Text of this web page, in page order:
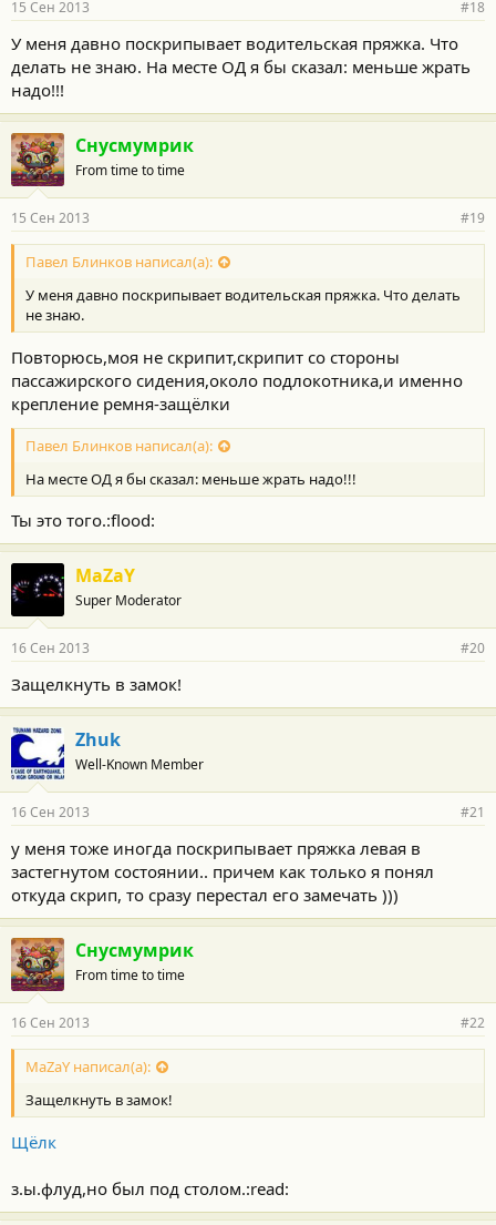
15 Сен 2013 #18
У меня давно поскрипывает водительская пряжка. Что
делать не знаю. На месте ОД я бы сказал: меньше жрать
надо!!!
Снусмумрик
From time to time
15 Сен 2013 #19
Павел Блинков написал(а):
У меня давно поскрипывает водительская пряжка. Что делать
не знаю.
Повторюсь,моя не скрипит,скрипит со стороны
пассажирского сидения,около подлокотника,и именно
крепление ремня-защёлки
Павел Блинков написал(а):
На месте ОД я бы сказал: меньше жрать надо!!!
Ты это того.:flood:
MaZaY
Super Moderator
16 Сен 2013 #20
Защелкнуть в замок!
Zhuk
Well-Known Member
16 Сен 2013 #21
у меня тоже иногда поскрипывает пряжка левая в
застегнутом состоянии.. причем как только я понял
откуда скрип, то сразу перестал его замечать )))
Снусмумрик
From time to time
16 Сен 2013 #22
MaZaY написал(а):
Защелкнуть в замок!
Щёлк
з.ы.флуд,но был под столом.:read: